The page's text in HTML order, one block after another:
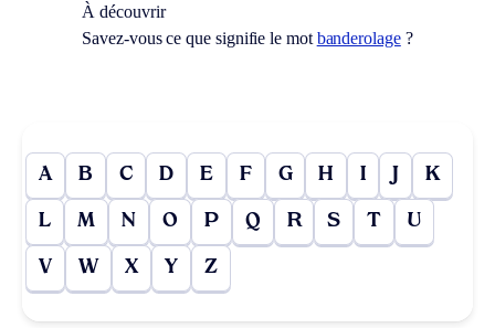
À découvrir
Savez-vous ce que signifie le mot banderolage?
A B C D E F G H I J K
L M N O P Q R S T U
V W X Y Z